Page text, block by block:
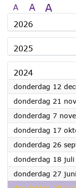
A A A
2026
2025
2024
donderdag 12
donderdag 21
donderdag 7
donderdag 17
donderdag 26
donderdag 18 juli
donderdag 27 juni